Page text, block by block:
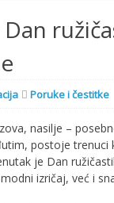
Poruke i čestitke
nasilje –
postoje trenuci
je Dan
izričaj, već i